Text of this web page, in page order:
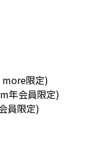
more限定)
年会員限定)
員限定)